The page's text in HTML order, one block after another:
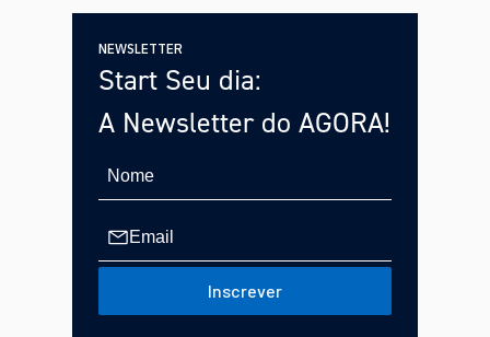
NEWSLETTER
Start Seu dia:
A Newsletter do AGORA!
Inscrever